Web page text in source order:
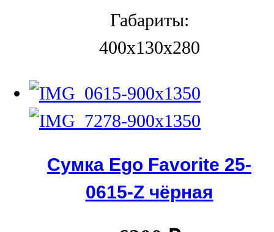
Габариты:
400x130x280
Сумка Ego Favorite 25-
0615-Z чёрная